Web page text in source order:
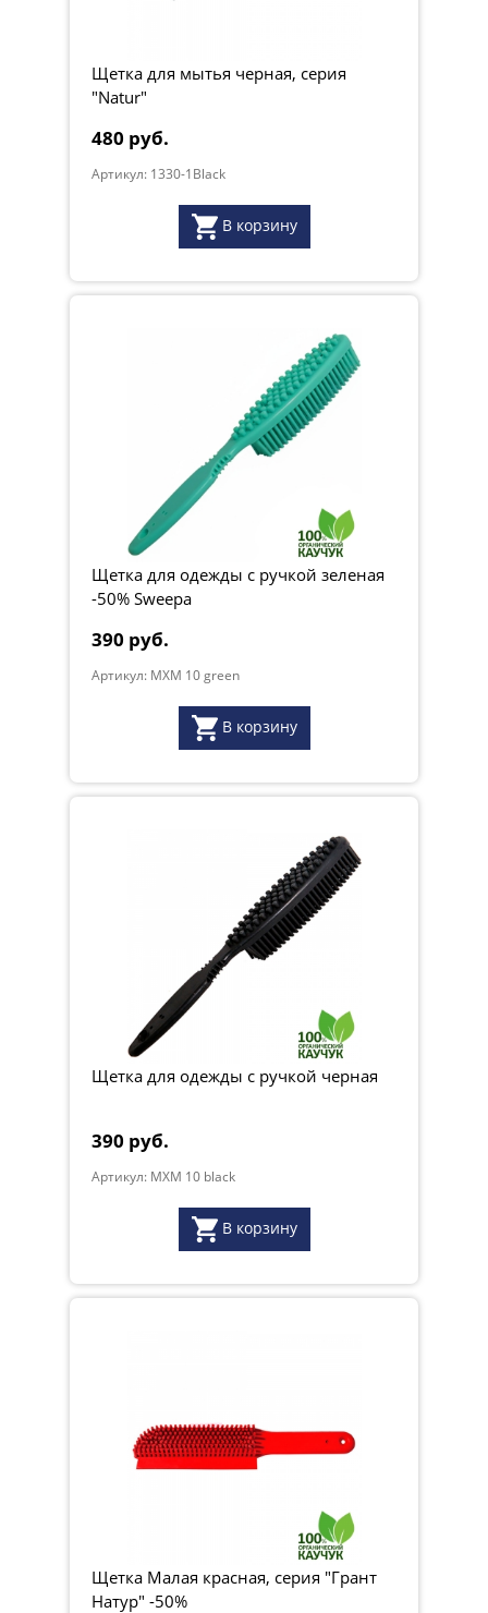
Щетка для мытья черная, серия
"Natur"
480 руб.
Артикул: 1330-1Black
В корзину
Щетка для одежды с ручкой зеленая
-50% Sweepa
390 руб.
Артикул: MXM 10 green
В корзину
Щетка для одежды с ручкой черная
390 руб.
Артикул: MXM 10 black
В корзину
Щетка Малая красная, серия "Грант
Натур" -50%